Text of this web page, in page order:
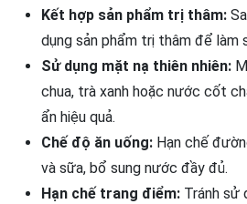
Kết hợp sản phẩm trị thâm:
dụng sản phẩm trị thâm để làm
Sử dụng mặt nạ thiên nhiên:
chua, trà xanh hoặc nước cốt
ẩn hiệu quả.
Chế độ ăn uống: Hạn chế
và sữa, bổ sung nước đầy đủ.
Hạn chế trang điểm: Tránh sử